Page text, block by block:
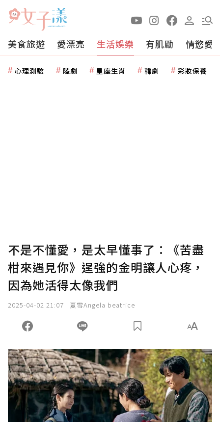
美食旅遊 愛漂亮 生活娛樂 有肌勵 情慾愛
心理測驗 陸劇 星座生肖 韓劇 彩妝保養
不是不懂愛，是太早懂事了：《苦盡
柑來遇見你》逞強的金明讓人心疼，
因為她活得太像我們
2025-04-02 21:07 夏雪Angela beatrice